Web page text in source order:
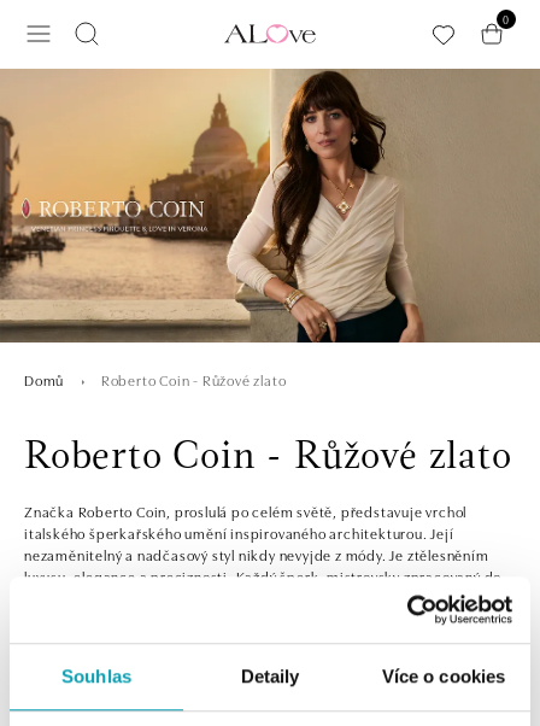
Souhlas Detaily Více o cookies
0
Domů Roberto Coin - Růžové zlato
Roberto Coin - Růžové zlato
Značka Roberto Coin, proslulá po celém světě, představuje vrchol
italského šperkařského umění inspirovaného architekturou. Její
nezaměnitelný a nadčasový styl nikdy nevyjde z módy. Je ztělesněním
luxusu, elegance a preciznosti. Každý šperk, mistrovsky zpracovaný do
nejmenšího detailu, ukrývá na své vnitřní straně legendární podpis –
malý rubín, symbol této ikonické značky, který odkazuje na vášeň a
dokonalost, hlavní hodnoty Roberto Coin.
Zobrazit víc